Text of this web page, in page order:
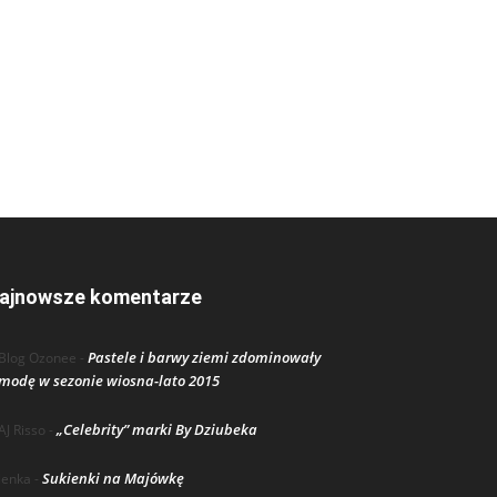
komentarze
Blog Ozonee - Pastele i barwy ziemi zdominowały
w sezonie wiosna-lato 2015
Risso - „Celebrity” marki By Dziubeka
lenka - Sukienki na Majówkę